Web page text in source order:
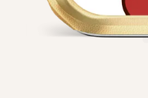
Φροντίδα – Είδη Υγιεινής